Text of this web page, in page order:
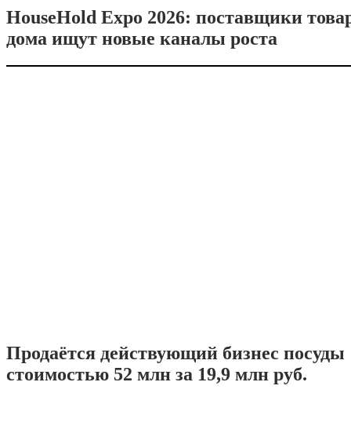
HouseHold Expo 2026: поставщики
дома ищут новые каналы роста
Продаётся действующий бизнес посуды
стоимостью 52 млн за 19,9 млн руб.